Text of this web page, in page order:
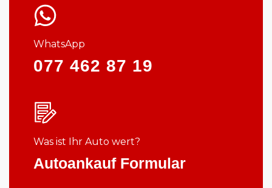
WhatsApp
077 462 87 19
Was ist Ihr Auto wert?
Autoankauf Formular